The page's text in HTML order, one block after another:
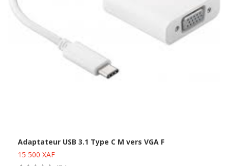
Adaptateur USB 3.1 Type C M vers VGA F
15 500 XAF